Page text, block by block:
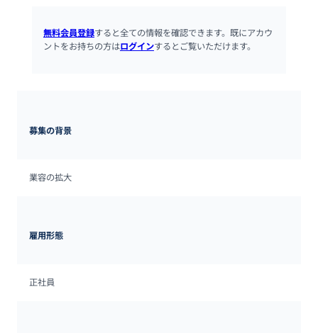
無料会員登録すると全ての情報を確認できます。既にアカウ
ントをお持ちの方はログインするとご覧いただけます。
募集の背景
業容の拡大
雇用形態
正社員